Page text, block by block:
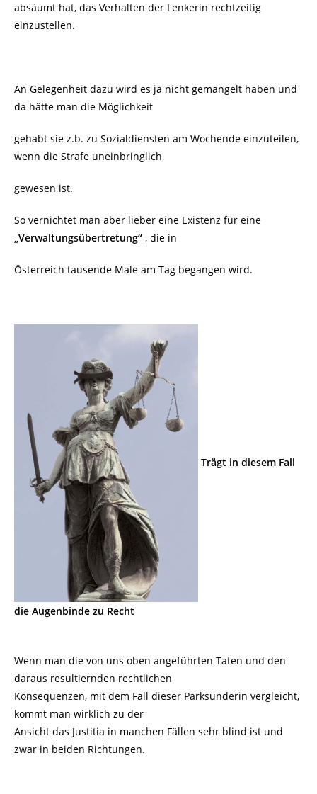
absäumt hat, das Verhalten der Lenkerin rechtzeitig
einzustellen.
An Gelegenheit dazu wird es ja nicht gemangelt haben und
da hätte man die Möglichkeit
gehabt sie z.b. zu Sozialdiensten am Wochende einzuteilen,
wenn die Strafe uneinbringlich
gewesen ist.
So vernichtet man aber lieber eine Existenz für eine
„Verwaltungsübertretung“ , die in
Österreich tausende Male am Tag begangen wird.
Trägt in diesem Fall
die Augenbinde zu Recht
Wenn man die von uns oben angeführten Taten und den
daraus resultiernden rechtlichen
Konsequenzen, mit dem Fall dieser Parksünderin vergleicht,
kommt man wirklich zu der
Ansicht das Justitia in manchen Fällen sehr blind ist und
zwar in beiden Richtungen.